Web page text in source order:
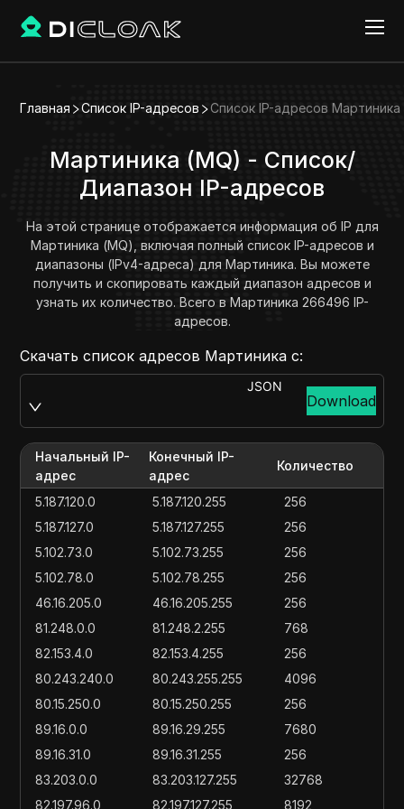
Главная Список IP-адресов Список IP-адресов Мартиника
Мартиника (MQ) - Список/
Диапазон IP-адресов
На этой странице отображается информация об IP для
Мартиника (MQ), включая полный список IP-адресов и
диапазоны (IPv4-адреса) для Мартиника. Вы можете
получить и скопировать каждый диапазон адресов и
узнать их количество. Всего в Мартиника 266496 IP-
адресов.
Скачать список адресов Мартиника с:
JSON
Download
Начальный IP-
адрес
Конечный IP-
адрес
Количество
5.187.120.0 5.187.120.255
256
5.187.127.0
5.187.127.255
256
5.102.73.0
5.102.73.255
256
5.102.78.0
5.102.78.255
256
46.16.205.0
46.16.205.255
256
81.248.0.0
81.248.2.255
768
82.153.4.0
82.153.4.255
256
80.243.240.0
80.243.255.255
4096
80.15.250.0
80.15.250.255
256
89.16.0.0
89.16.29.255
7680
89.16.31.0
89.16.31.255
256
83.203.0.0
83.203.127.255
32768
82.197.96.0
82.197.127.255
8192